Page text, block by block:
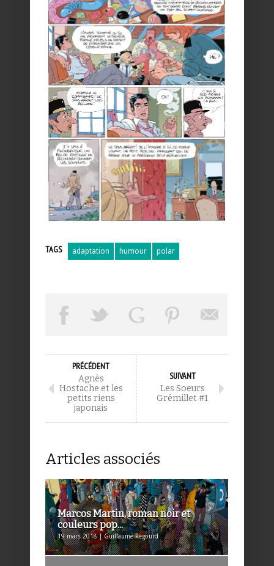
TAGS adaptation humour polar
PRÉCÉDENT
Agnès
Hostache et les
petits riens
japonais
SUIVANT
Les Soeurs
Grémillet #1
Articles associés
Marcos Martin, roman noir et
couleurs pop...
19 mars 2018 | Guillaume Regourd